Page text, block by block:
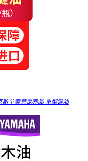
斯单簧管保养品 重型键油